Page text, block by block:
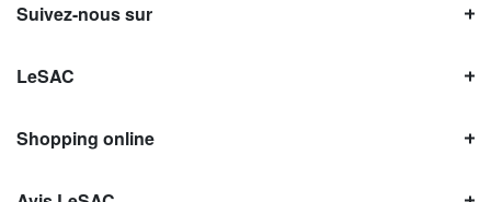
Suivez-nous sur
LeSAC
Shopping online